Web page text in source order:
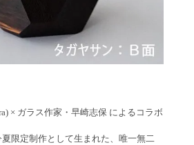
× ガラス作家・早崎志保 によるコラボ
限定制作として生まれた、唯一無二